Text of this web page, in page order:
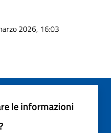
2026, 16:03
le informazioni